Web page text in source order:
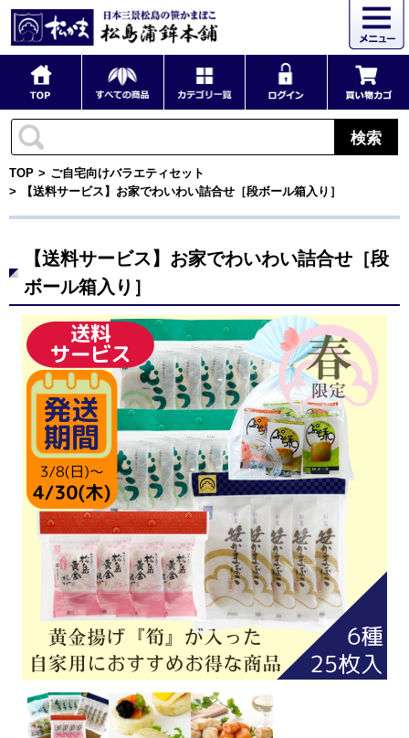
検索
TOP
ご自宅向けバラエティセット
【送料サービス】お家でわいわい詰合せ［段ボール箱入り］
【送料サービス】お家でわいわい詰合せ［段
ボール箱入り］